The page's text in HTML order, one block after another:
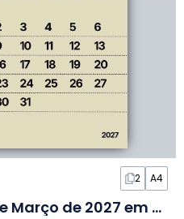
2 A4
Calendário Simples de Março de 2027 em Slides